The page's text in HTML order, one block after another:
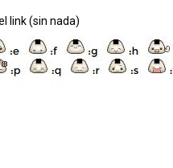
link (sin nada)